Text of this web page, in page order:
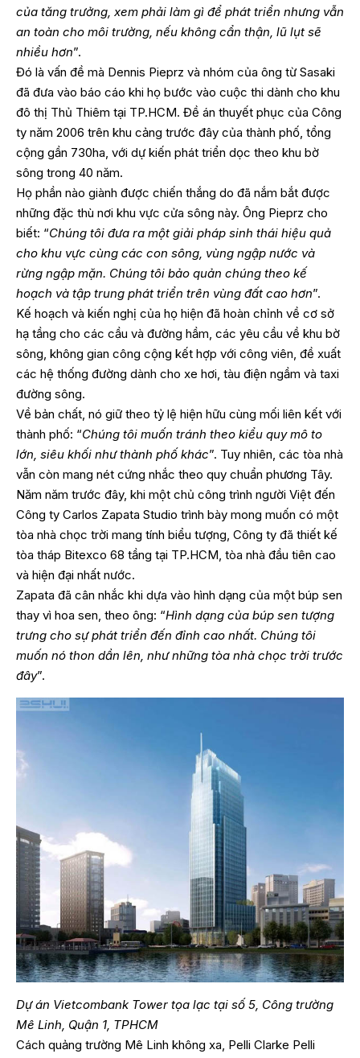
của tăng trưởng, xem phải làm gì để phát triển nhưng vẫn
an toàn cho môi trường, nếu không cẩn thận, lũ lụt sẽ
nhiều hơn”.
Đó là vấn đề mà Dennis Pieprz và nhóm của ông từ Sasaki
đã đưa vào báo cáo khi họ bước vào cuộc thi dành cho khu
đô thị Thủ Thiêm tại TP.HCM. Đề án thuyết phục của Công
ty năm 2006 trên khu cảng trước đây của thành phố, tổng
cộng gần 730ha, với dự kiến phát triển dọc theo khu bờ
sông trong 40 năm.
Họ phần nào giành được chiến thắng do đã nắm bắt được
những đặc thù nơi khu vực cửa sông này. Ông Pieprz cho
biết: “Chúng tôi đưa ra một giải pháp sinh thái hiệu quả
cho khu vực cùng các con sông, vùng ngập nước và
rừng ngập mặn. Chúng tôi bảo quản chúng theo kế
hoạch và tập trung phát triển trên vùng đất cao hơn”.
Kế hoạch và kiến nghị của họ hiện đã hoàn chỉnh về cơ sở
hạ tầng cho các cầu và đường hầm, các yêu cầu về khu bờ
sông, không gian công cộng kết hợp với công viên, đề xuất
các hệ thống đường dành cho xe hơi, tàu điện ngầm và taxi
đường sông.
Về bản chất, nó giữ theo tỷ lệ hiện hữu cùng mối liên kết với
thành phố: “Chúng tôi muốn tránh theo kiểu quy mô to
lớn, siêu khối như thành phố khác”. Tuy nhiên, các tòa nhà
vẫn còn mang nét cứng nhắc theo quy chuẩn phương Tây.
Năm năm trước đây, khi một chủ công trình người Việt đến
Công ty Carlos Zapata Studio trình bày mong muốn có một
tòa nhà chọc trời mang tính biểu tượng, Công ty đã thiết kế
tòa tháp Bitexco 68 tầng tại TP.HCM, tòa nhà đầu tiên cao
và hiện đại nhất nước.
Zapata đã cân nhắc khi dựa vào hình dạng của một búp sen
thay vì hoa sen, theo ông: “Hình dạng của búp sen tượng
trưng cho sự phát triển đến đỉnh cao nhất. Chúng tôi
muốn nó thon dần lên, như những tòa nhà chọc trời trước
đây”.
Dự án Vietcombank Tower tọa lạc tại số 5, Công trường
Mê Linh, Quận 1, TPHCM
Cách quảng trường Mê Linh không xa, Pelli Clarke Pelli